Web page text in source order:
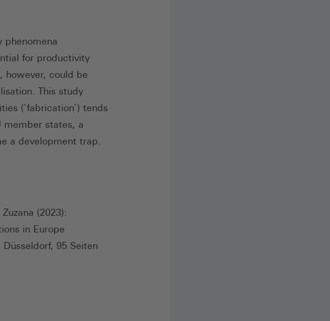
phenomena
for productivity
however, could be
This study
(`fabrication`) tends
member states, a
a development trap.
(2023):
in Europe
95 Seiten